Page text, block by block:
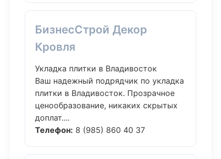
БизнесСтрой Декор
Кровля
Укладка плитки в Владивосток
Ваш надежный подрядчик по укладка
плитки в Владивосток. Прозрачное
ценообразование, никаких скрытых
доплат....
Телефон: 8 (985) 860 40 37